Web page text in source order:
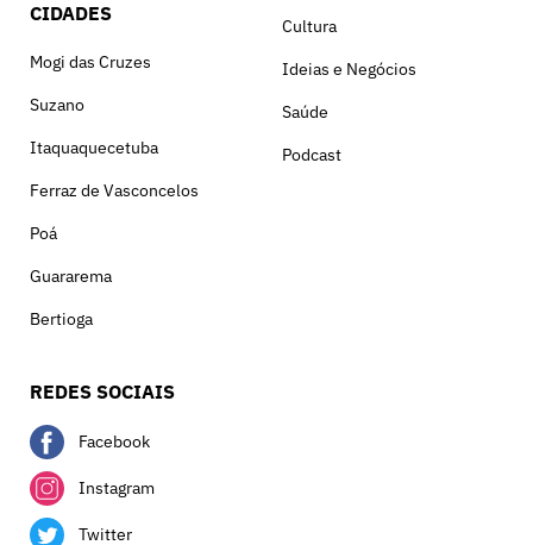
CIDADES
Mogi das Cruzes
Suzano
Itaquaquecetuba
Ferraz de Vasconcelos
Poá
Guararema
Bertioga
Cultura
Ideias e Negócios
Saúde
Podcast
REDES SOCIAIS
Facebook
Instagram
Twitter